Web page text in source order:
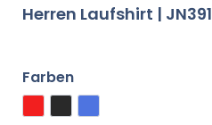
Herren Laufshirt | JN391
Farben